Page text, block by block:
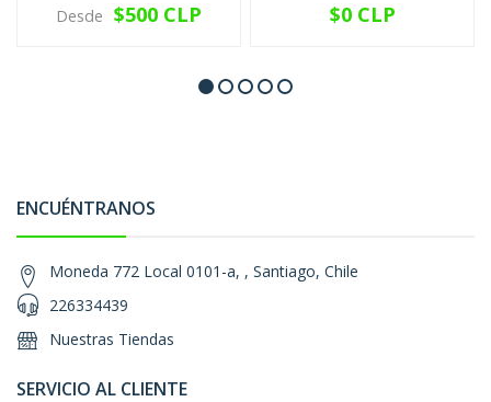
Desde $500 CLP $0 CLP
ENCUÉNTRANOS
Moneda 772 Local 0101-a, , Santiago, Chile
226334439
Nuestras Tiendas
SERVICIO AL CLIENTE